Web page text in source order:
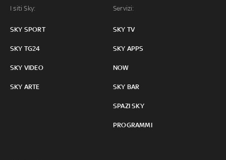
I siti Sky:
SKY SPORT
SKY TG24
SKY VIDEO
SKY ARTE
Servizi:
SKY TV
SKY APPS
NOW
SKY BAR
SPAZI SKY
PROGRAMMI